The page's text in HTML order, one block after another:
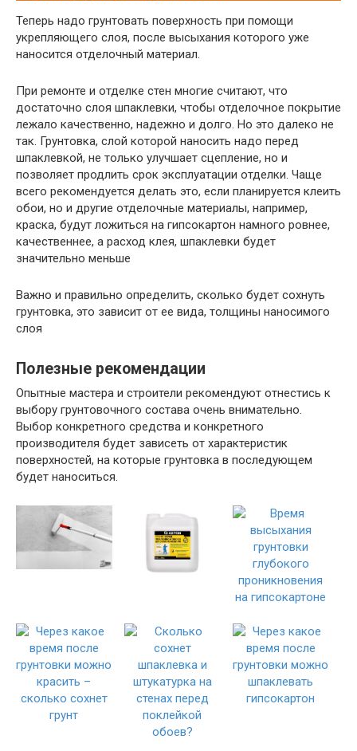
Теперь надо грунтовать поверхность при помощи
укрепляющего слоя, после высыхания которого уже
наносится отделочный материал.
При ремонте и отделке стен многие считают, что
достаточно слоя шпаклевки, чтобы отделочное покрытие
лежало качественно, надежно и долго. Но это далеко не
так. Грунтовка, слой которой наносить надо перед
шпаклевкой, не только улучшает сцепление, но и
позволяет продлить срок эксплуатации отделки. Чаще
всего рекомендуется делать это, если планируется клеить
обои, но и другие отделочные материалы, например,
краска, будут ложиться на гипсокартон намного ровнее,
качественнее, а расход клея, шпаклевки будет
значительно меньше
Важно и правильно определить, сколько будет сохнуть
грунтовка, это зависит от ее вида, толщины наносимого
слоя
Полезные рекомендации
Опытные мастера и строители рекомендуют отнестись к
выбору грунтовочного состава очень внимательно.
Выбор конкретного средства и конкретного
производителя будет зависеть от характеристик
поверхностей, на которые грунтовка в последующем
будет наноситься.